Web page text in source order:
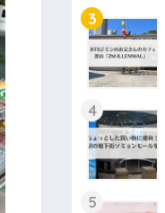
3
4
5